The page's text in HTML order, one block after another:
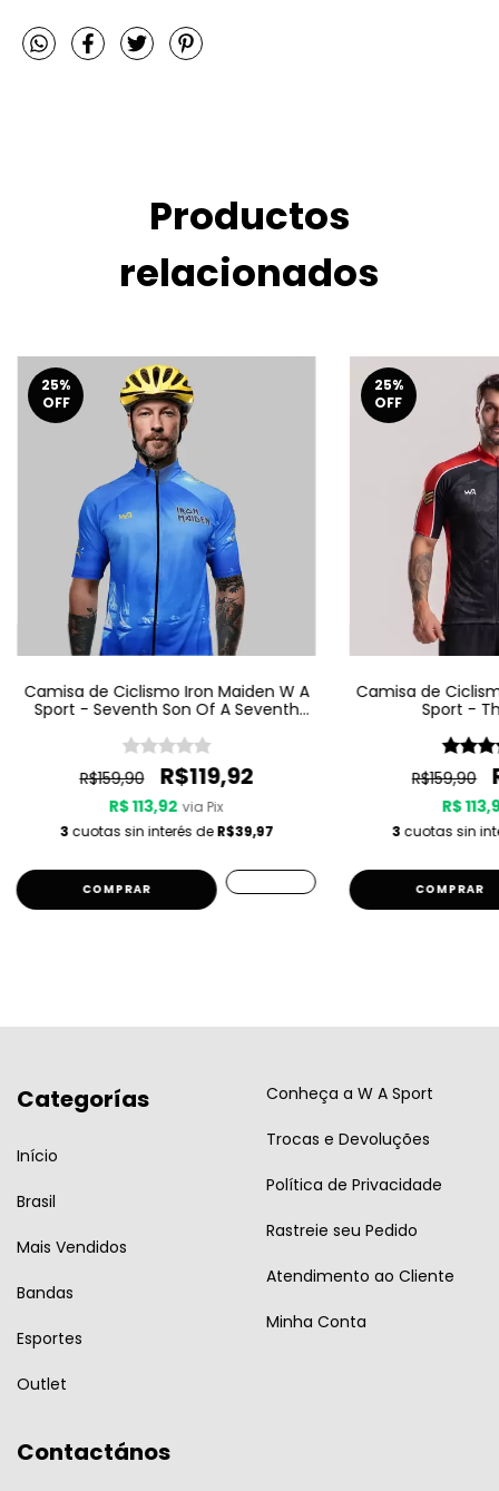
Productos
relacionados
25%
OFF
Camisa de Ciclismo Iron Maiden W A
Sport - Seventh Son Of A Seventh
R$159,90 R$119,92
R$ 113,92 via Pix
3 cuotas sin interés deR$39,97
COMPRAR
25%
OFF
Camisa de
Sport -
R$159,90
R$
3 cuotas sin
COMPRAR
Categorías
Início
Brasil
Mais Vendidos
Bandas
Esportes
Outlet
Conheça a W A Sport
Trocas e Devoluções
Política de Privacidade
Rastreie seu Pedido
Atendimento ao Cliente
Minha Conta
Contactános